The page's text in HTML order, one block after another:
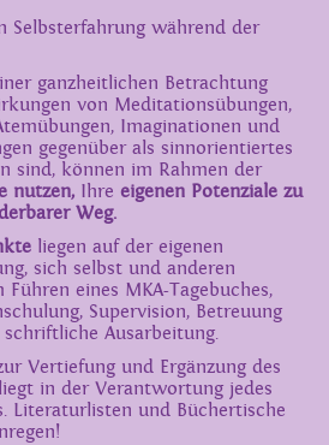
Selbsterfahrung während der
ganzheitlichen Betrachtung
von Meditationsübungen,
Imaginationen und
gegenüber als sinnorientiertes
sind, können im Rahmen der
nutzen, Ihre eigenen Potenziale zu
Weg.
liegen auf der eigenen
sich selbst und anderen
eines MKA-Tagebuches,
Supervision, Betreuung
Ausarbeitung.
Vertiefung und Ergänzung des
in der Verantwortung jedes
Literaturlisten und Büchertische